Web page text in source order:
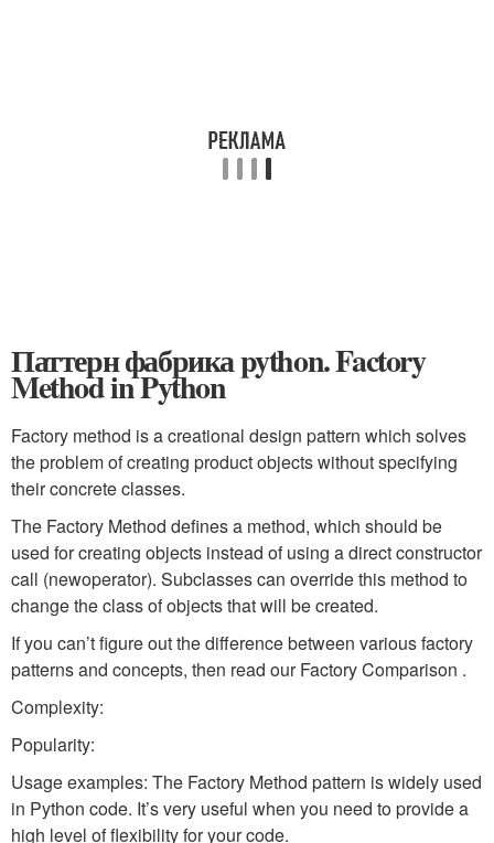
Паттерн фабрика python. Factory
Method in Python
Factory method is a creational design pattern which solves
the problem of creating product objects without specifying
their concrete classes.
The Factory Method defines a method, which should be
used for creating objects instead of using a direct constructor
call (newoperator). Subclasses can override this method to
change the class of objects that will be created.
If you can’t figure out the difference between various factory
patterns and concepts, then read our Factory Comparison .
Complexity:
Popularity:
Usage examples: The Factory Method pattern is widely used
in Python code. It’s very useful when you need to provide a
high level of flexibility for your code.